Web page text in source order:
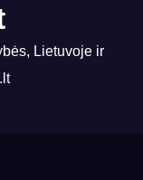
Lietuvoje ir